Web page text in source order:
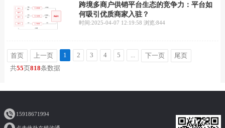
跨境多商户供销平台生态的竞争力：平台如
何吸引优质商家入驻？
时间:2025-04-07 12:19:58 浏览:844
首页 上一页 1 2 3 4 5 ... 下一页
尾页
共55页818条数据
15918671994